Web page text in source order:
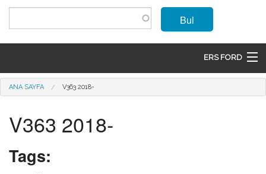
Ana içeriğe atla
Bul
ERS FORD
ANASAYFA
MODELLER
ÜRÜNLER
Buradasınız
ANA SAYFA V363 2018-
V363 2018-
Tags: